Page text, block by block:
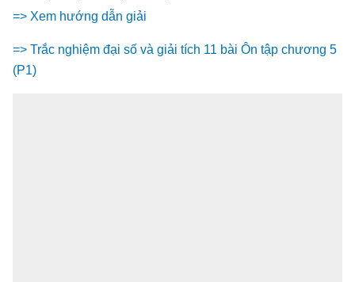
=> Xem hướng dẫn giải
=> Trắc nghiệm đại số và giải tích 11 bài Ôn tập chương 5
(P1)